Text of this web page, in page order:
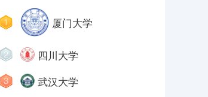
厦门大学
四川大学
武汉大学